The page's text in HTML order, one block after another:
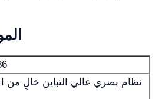
نظام بصري عالي التباين خالٍ من